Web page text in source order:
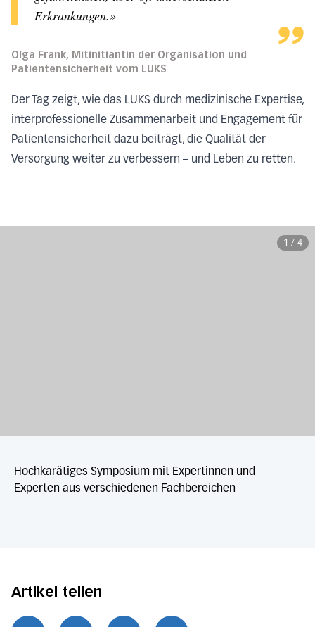
Erkrankungen.»
Olga Frank, Mitinitiantin der Organisation und
Patientensicherheit vom LUKS
Der Tag zeigt, wie das LUKS durch medizinische Expertise,
interprofessionelle Zusammenarbeit und Engagement für
Patientensicherheit dazu beiträgt, die Qualität der
Versorgung weiter zu verbessern – und Leben zu retten.
1 / 4
Hochkarätiges Symposium mit Expertinnen und
Experten aus verschiedenen Fachbereichen
Artikel teilen